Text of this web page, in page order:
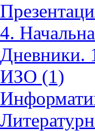
4.
Дневники.
ИЗО (1)